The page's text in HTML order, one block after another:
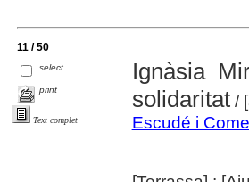
11 / 50
select
print
Text complet
Ignàsia
solidaritat/
Escudé i